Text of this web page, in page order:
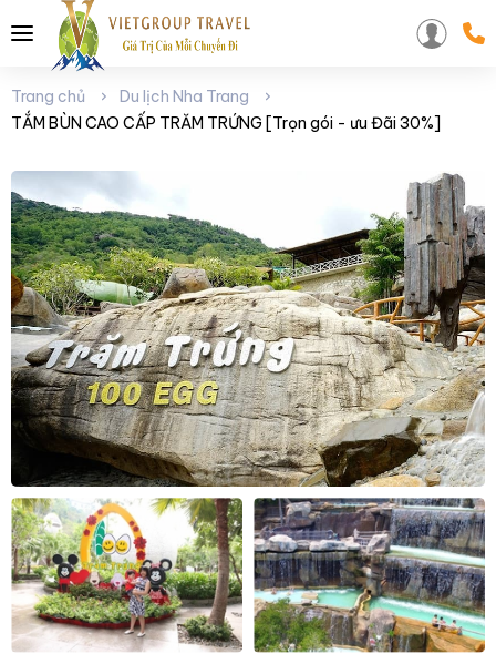
Trang chủ
Du lịch Nha Trang
TẮM BÙN CAO CẤP TRĂM TRỨNG [Trọn gói - ưu Đãi 30%]